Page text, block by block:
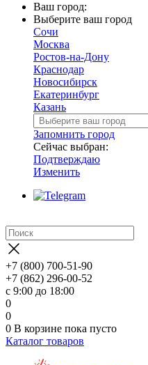
Ваш город:
Выберите ваш город
Сочи
Москва
Ростов-на-Дону
Краснодар
Новосибирск
Екатеринбург
Казань
Запомнить город
Сейчас выбран:
Подтверждаю
Изменить
+7 (800) 700-51-90
+7 (862) 296-00-52
с 9:00 до 18:00
0
0
0 В корзине пока пусто
Каталог товаров